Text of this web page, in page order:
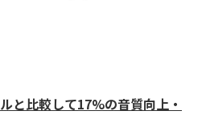
と比較して17%の音質向上・